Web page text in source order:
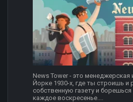
News Tower - это менеджерская
Йорке 1930-х, где ты строишь и
собственную газету и борешься
каждое воскресенье....